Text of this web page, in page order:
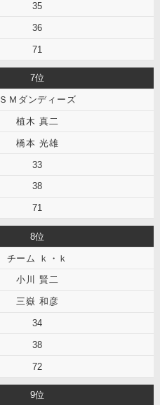
35
36
71
7位
ＳＭダンディーズ
植木 真二
橋本 光雄
33
38
71
8位
チーム ｋ・ｋ
小川 賢二
三嶽 和彦
34
38
72
9位